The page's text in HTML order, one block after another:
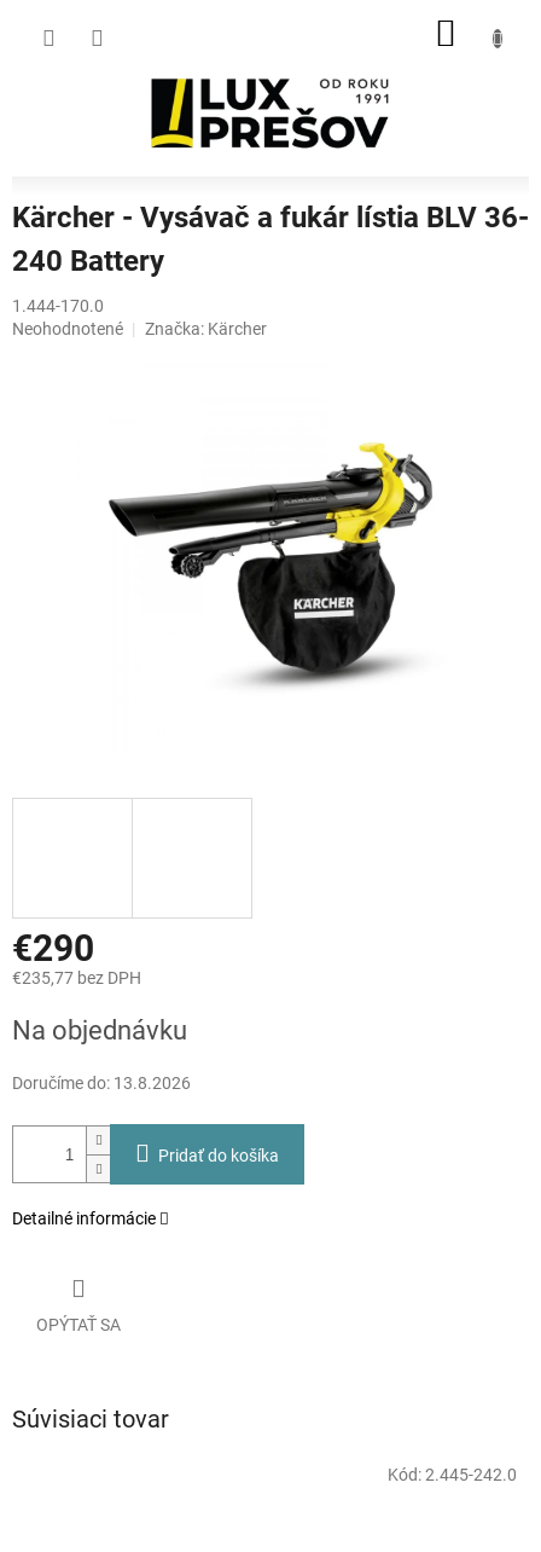
Kärcher - Vysávač a fukár lístia BLV 36-
240 Battery
1.444-170.0
Priemerné
Neohodnotené Značka: Kärcher
€290
€235,77 bez DPH
cena:
Na objednávku
Doručíme do: 13.8.2026
Pridať do košíka
Detailné informácie
OPÝTAŤ SA
Súvisiaci tovar
Kód:2.445-242.0